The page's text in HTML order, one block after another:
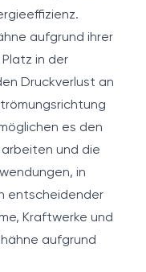
aufgrund ihrer
in der
Druckverlust an
es den
arbeiten und die
in
entscheidender
Kraftwerke und
aufgrund